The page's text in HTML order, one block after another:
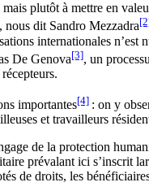
plutôt à mettre en
nous dit Sandro Mezzadra
internationales
De Genova[3], un
importantes[4] : on y
et travailleurs
de la protection
prévalant ici s’inscrit
de droits, les